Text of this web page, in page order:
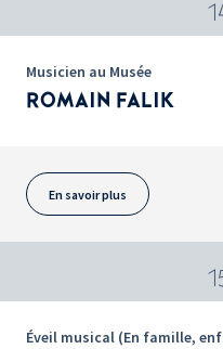
Musicien au Musée
ROMAIN FALIK
En savoir plus
Éveil musical (En famille,